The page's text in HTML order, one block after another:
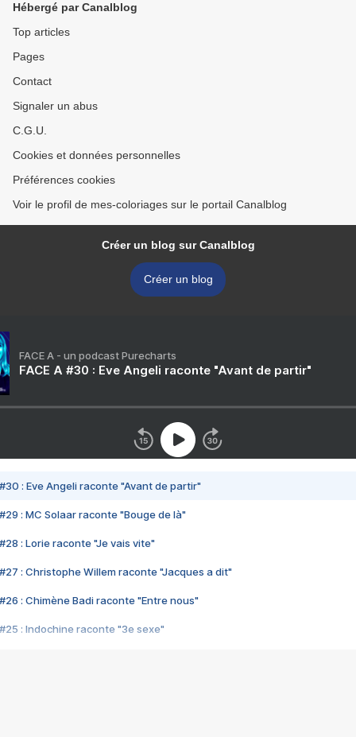
Hébergé par Canalblog
Top articles
Pages
Contact
Signaler un abus
C.G.U.
Cookies et données personnelles
Préférences cookies
Voir le profil de mes-coloriages sur le portail Canalblog
Créer un blog sur Canalblog
Créer un blog
FACE A - un podcast Purecharts
FACE A #30 : Eve Angeli raconte "Avant de partir"
#30 : Eve Angeli raconte "Avant de partir"
#29 : MC Solaar raconte "Bouge de là"
#28 : Lorie raconte "Je vais vite"
#27 : Christophe Willem raconte "Jacques a dit"
#26 : Chimène Badi raconte "Entre nous"
#25 : Indochine raconte "3e sexe"